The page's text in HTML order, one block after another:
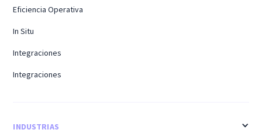
Eficiencia Operativa
In Situ
Integraciones
Integraciones
INDUSTRIAS